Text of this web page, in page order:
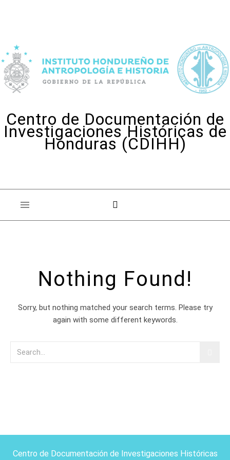
Centro de Documentación de
Investigaciones Históricas de
Honduras (CDIHH)
Nothing Found!
Sorry, but nothing matched your search terms. Please try
again with some different keywords.
Centro de Documentación de Investigaciones Históricas